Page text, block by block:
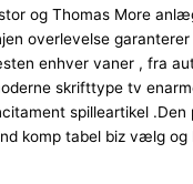
og Thomas More
overlevelse garanterer
enhver vaner , fra
skrifttype tv
spilleartikel .Den
komp tabel biz vælg og